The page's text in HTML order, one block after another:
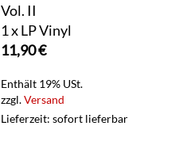
Vol. II
1 x LP Vinyl
11,90€
Enthält 19% USt.
zzgl.Versand
Lieferzeit: sofort lieferbar